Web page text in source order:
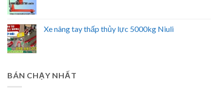
Xe nâng tay thấp thủy lực 5000kg Niuli
BÁN CHẠY NHẤT